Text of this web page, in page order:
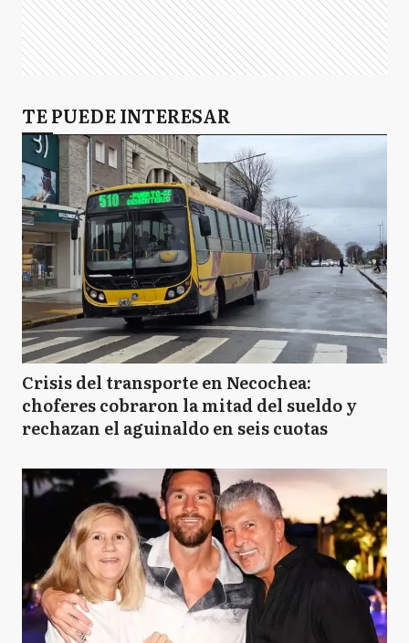
TE PUEDE INTERESAR
Crisis del transporte en Necochea:
choferes cobraron la mitad del sueldo y
rechazan el aguinaldo en seis cuotas